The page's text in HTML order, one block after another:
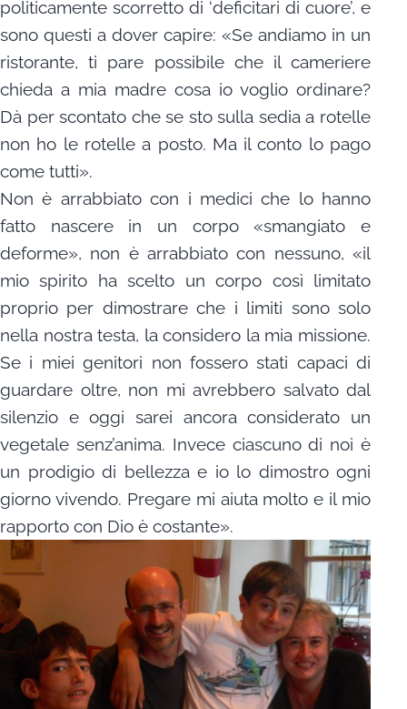
politicamente scorretto di ‘deficitari di cuore’, e
sono questi a dover capire: «Se andiamo in un
ristorante, ti pare possibile che il cameriere
chieda a mia madre cosa io voglio ordinare?
Dà per scontato che se sto sulla sedia a rotelle
non ho le rotelle a posto. Ma il conto lo pago
come tutti».
Non è arrabbiato con i medici che lo hanno
fatto nascere in un corpo «smangiato e
deforme», non è arrabbiato con nessuno, «il
mio spirito ha scelto un corpo così limitato
proprio per dimostrare che i limiti sono solo
nella nostra testa, la considero la mia missione.
Se i miei genitori non fossero stati capaci di
guardare oltre, non mi avrebbero salvato dal
silenzio e oggi sarei ancora considerato un
vegetale senz’anima. Invece ciascuno di noi è
un prodigio di bellezza e io lo dimostro ogni
giorno vivendo. Pregare mi aiuta molto e il mio
rapporto con Dio è costante».